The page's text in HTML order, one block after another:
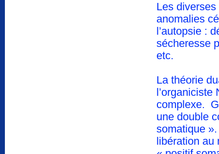
Les diverses
anomalies
l’autopsie :
sécheresse
etc.
La théorie
l’organiciste
complexe.
une double
somatique
libération au